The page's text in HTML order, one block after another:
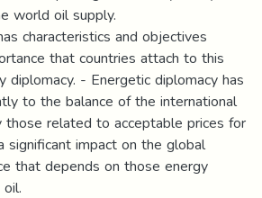
world oil supply.
characteristics and objectives
that countries attach to this
- Energetic diplomacy has
to the balance of the international
related to acceptable prices for
significant impact on the global
that depends on those energy